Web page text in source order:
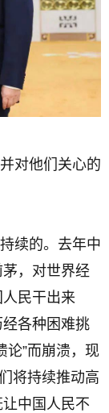
对他们关心的
续的。去年中
，对世界经
民干出来
各种困难挑
论”而崩溃，现
将持续推动高
中国人民不